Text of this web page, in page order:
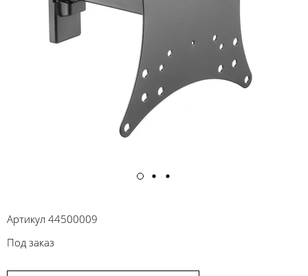
Артикул 44500009
Под заказ